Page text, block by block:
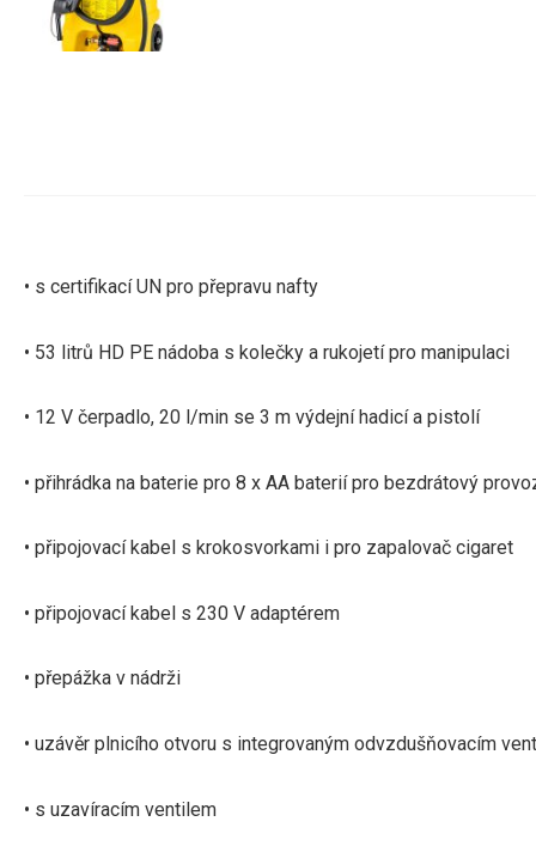
• s certifikací UN pro přepravu nafty
• 53 litrů HD PE nádoba s kolečky a rukojetí pro manipulaci
• 12 V čerpadlo, 20 l/min se 3 m výdejní hadicí a pistolí
• přihrádka na baterie pro 8 x AA baterií pro bezdrátový
• připojovací kabel s krokosvorkami i pro zapalovač cigaret
• připojovací kabel s 230 V adaptérem
• přepážka v nádrži
• uzávěr plnicího otvoru s integrovaným odvzdušňovacím
• s uzavíracím ventilem